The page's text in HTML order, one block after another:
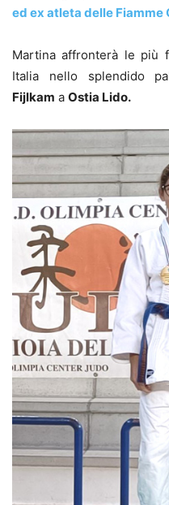
ed ex atleta delle Fiamme
Martina affronterà le più
Italia nello splendido
Fijlkam a Ostia Lido.